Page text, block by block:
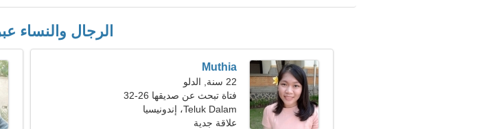
الرجال والنساء
Muthia
22 سنة, الدلو
فتاة تبحث عن صديقها 26-32
Teluk Dalam، إندونيسيا
علاقة جدية